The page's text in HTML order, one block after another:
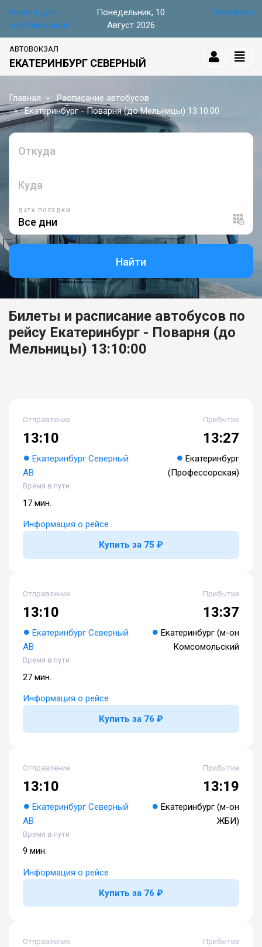
Версия для
слабовидящих
Понедельник, 10
Август 2026
Контакты
АВТОВОКЗАЛ
ЕКАТЕРИНБУРГ СЕВЕРНЫЙ
Главная
Расписание автобусов
Екатеринбург - Поварня (до Мельницы) 13:10:00
Откуда
Куда
ДАТА ПОЕЗДКИ
Найти
Билеты и расписание автобусов по
рейсу Екатеринбург - Поварня (до
Мельницы) 13:10:00
Отправление
13:10
Екатеринбург Северный
АВ
Прибытие
13:27
Екатеринбург
(Профессорская)
Время в пути
17 мин.
Информация о рейсе
Купить за 75 ₽
Отправление
13:10
Екатеринбург Северный
АВ
Прибытие
13:37
Екатеринбург (м-он
Комсомольский
Время в пути
27 мин.
Информация о рейсе
Купить за 76 ₽
Отправление
13:10
Екатеринбург Северный
АВ
Прибытие
13:19
Екатеринбург (м-он
ЖБИ)
Время в пути
9 мин.
Информация о рейсе
Купить за 76 ₽
Отправление Прибытие